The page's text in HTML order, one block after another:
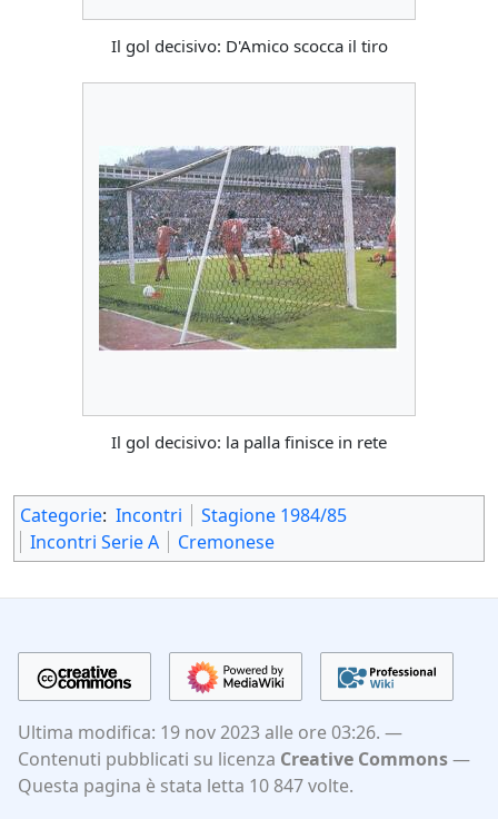
Il gol decisivo: D'Amico scocca il tiro
Il gol decisivo: la palla finisce in rete
Categorie: Incontri
Stagione 1984/85
Incontri Serie A
Cremonese
Ultima modifica: 19 nov 2023 alle ore 03:26.
Contenuti pubblicati su licenza Creative Commons
Questa pagina è stata letta 10 847 volte.